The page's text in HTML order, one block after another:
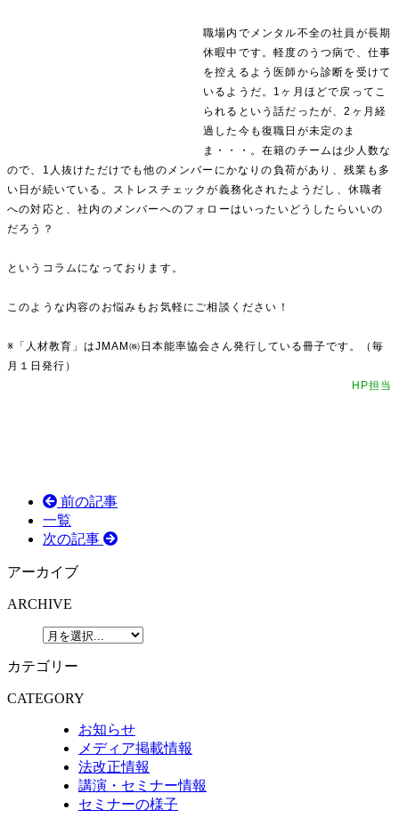
職場内でメンタル不全の社員が長期
休暇中です。軽度のうつ病で、仕事
を控えるよう医師から診断を受けて
いるようだ。1ヶ月ほどで戻ってこ
られるという話だったが、2ヶ月経
過した今も復職日が未定のま
ま・・・。在籍のチームは少人数な
ので、1人抜けただけでも他のメンバーにかなりの負荷があり、残業も多
い日が続いている。ストレスチェックが義務化されたようだし、休職者
への対応と、社内のメンバーへのフォローはいったいどうしたらいいの
だろう？
というコラムになっております。
このような内容のお悩みもお気軽にご相談ください！
※ 「人材教育」はJMAM㈱日本能率協会さん発行している冊子です。（毎
月１日発行）
HP担当
前の記事
一覧
次の記事
アーカイブ
ARCHIVE
カテゴリー
CATEGORY
お知らせ
メディア掲載情報
法改正情報
講演・セミナー情報
セミナーの様子